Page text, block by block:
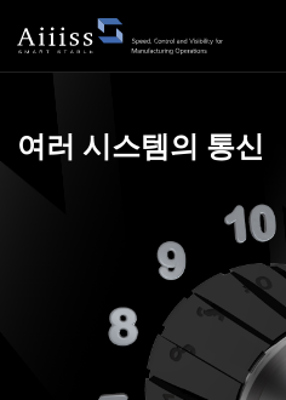
여러 시스템의 통신